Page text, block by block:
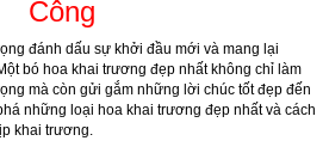
Công
đánh dấu sự khởi đầu mới và mang lại
bó hoa khai trương đẹp nhất không chỉ làm
mà còn gửi gắm những lời chúc tốt đẹp đến
những loại hoa khai trương đẹp nhất và cách
khai trương.